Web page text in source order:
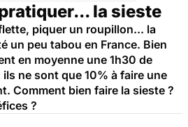
la sieste
piquer un roupillon... la
un peu tabou en France. Bien
en moyenne une 1h30 de
ne sont que 10% à faire une
Comment bien faire la sieste ?
?